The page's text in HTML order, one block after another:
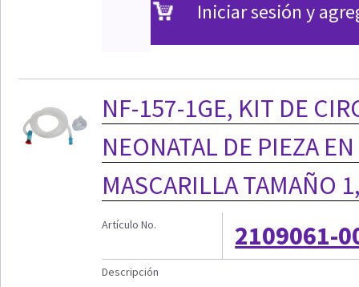
Iniciar sesión y
NF-157-1GE, KIT DE
NEONATAL DE PIEZA
MASCARILLA TAMAÑO
Artículo No. 2109061-
Descripción